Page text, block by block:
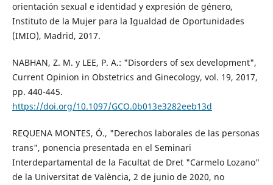
orientación sexual e identidad y expresión de género,
Instituto de la Mujer para la Igualdad de Oportunidades
(IMIO), Madrid, 2017.
NABHAN, Z. M. y LEE, P. A.: "Disorders of sex development",
Current Opinion in Obstetrics and Ginecology, vol. 19, 2017,
pp. 440-445.
https://doi.org/10.1097/GCO.0b013e3282eeb13d
REQUENA MONTES, Ó., "Derechos laborales de las personas
trans", ponencia presentada en el Seminari
Interdepartamental de la Facultat de Dret "Carmelo Lozano"
de la Universitat de València, 2 de junio de 2020, no